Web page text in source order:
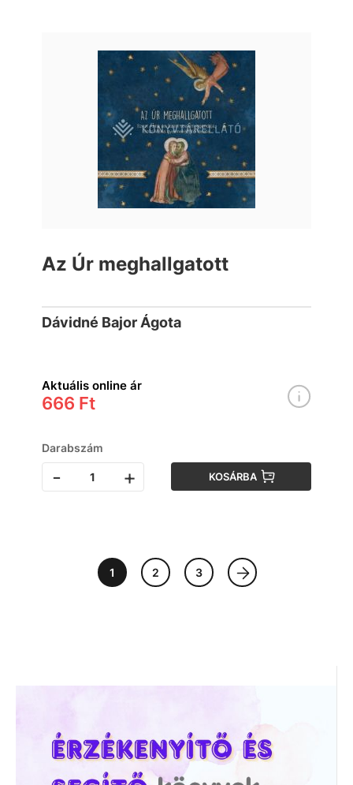
Az Úr meghallgatott
Dávidné Bajor Ágota
Aktuális online ár
666 Ft
Darabszám
- + KOSÁRBA
1 2 3